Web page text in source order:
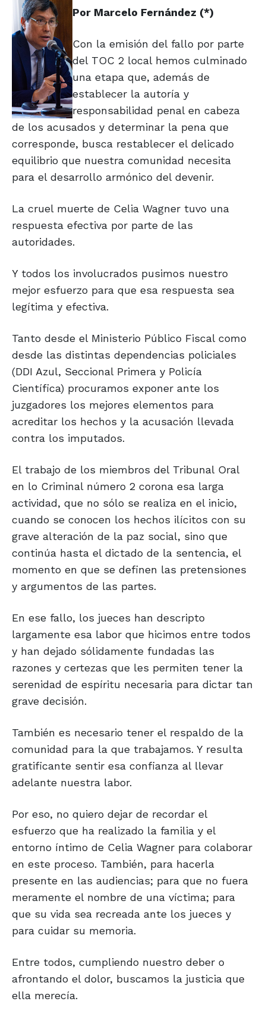
Por Marcelo Fernández (*)
Con la emisión del fallo por parte
del TOC 2 local hemos culminado
una etapa que, además de
establecer la autoría y
responsabilidad penal en cabeza
de los acusados y determinar la pena que
corresponde, busca restablecer el delicado
equilibrio que nuestra comunidad necesita
para el desarrollo armónico del devenir.
La cruel muerte de Celia Wagner tuvo una
respuesta efectiva por parte de las
autoridades.
Y todos los involucrados pusimos nuestro
mejor esfuerzo para que esa respuesta sea
legítima y efectiva.
Tanto desde el Ministerio Público Fiscal como
desde las distintas dependencias policiales
(DDI Azul, Seccional Primera y Policía
Científica) procuramos exponer ante los
juzgadores los mejores elementos para
acreditar los hechos y la acusación llevada
contra los imputados.
El trabajo de los miembros del Tribunal Oral
en lo Criminal número 2 corona esa larga
actividad, que no sólo se realiza en el inicio,
cuando se conocen los hechos ilícitos con su
grave alteración de la paz social, sino que
continúa hasta el dictado de la sentencia, el
momento en que se definen las pretensiones
y argumentos de las partes.
En ese fallo, los jueces han descripto
largamente esa labor que hicimos entre todos
y han dejado sólidamente fundadas las
razones y certezas que les permiten tener la
serenidad de espíritu necesaria para dictar tan
grave decisión.
También es necesario tener el respaldo de la
comunidad para la que trabajamos. Y resulta
gratificante sentir esa confianza al llevar
adelante nuestra labor.
Por eso, no quiero dejar de recordar el
esfuerzo que ha realizado la familia y el
entorno íntimo de Celia Wagner para colaborar
en este proceso. También, para hacerla
presente en las audiencias; para que no fuera
meramente el nombre de una víctima; para
que su vida sea recreada ante los jueces y
para cuidar su memoria.
Entre todos, cumpliendo nuestro deber o
afrontando el dolor, buscamos la justicia que
ella merecía.